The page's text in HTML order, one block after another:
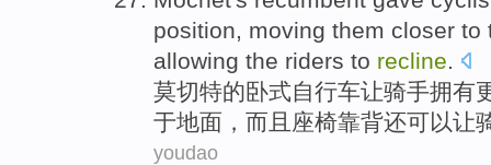
position, moving them closer to
allowing the riders to recline.
莫切特的卧式自行车让骑手拥有
于地面 ，而且 座椅靠背还可以让
youdao